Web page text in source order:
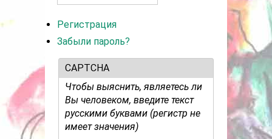
Регистрация
Забыли пароль?
CAPTCHA
Чтобы выяснить, являетесь ли
Вы человеком, введите текст
русскими буквами (регистр не
имеет значения)